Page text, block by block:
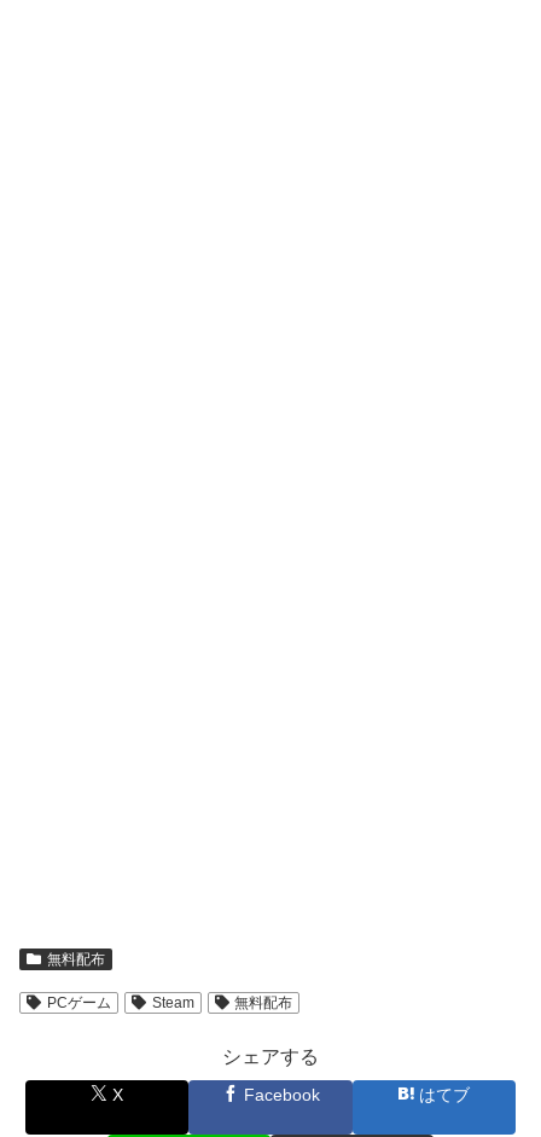
無料配布
PCゲーム Steam 無料配布
シェアする
X Facebook はてブ